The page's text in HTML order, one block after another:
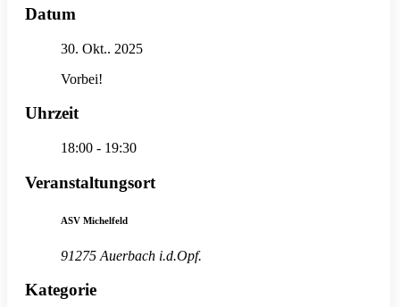
Datum
30. Okt.. 2025
Vorbei!
Uhrzeit
18:00 - 19:30
Veranstaltungsort
ASV Michelfeld
91275 Auerbach i.d.Opf.
Kategorie